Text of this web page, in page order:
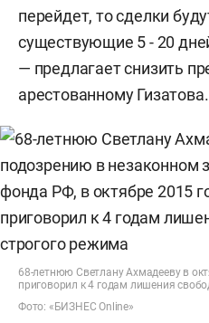
перейдет, то сделки
существующие 5 - 20
— предлагает снизить
арестованному Гизатова.
68-летнюю Светлану Ахмадееву в
приговорил к 4 годам лишения
Фото: «БИЗНЕС Online»